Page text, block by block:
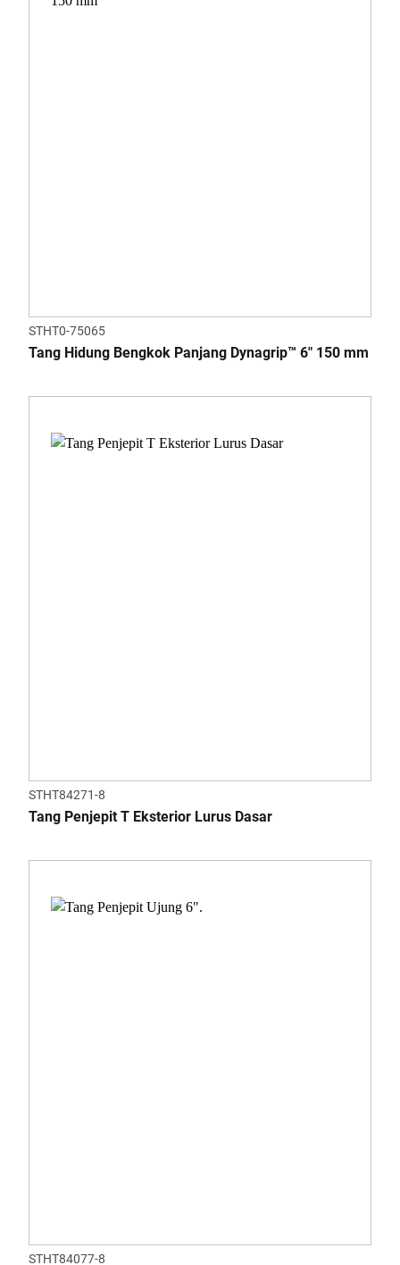
STHT0-75065
Tang Hidung Bengkok Panjang Dynagrip™ 6" 150 mm
STHT84271-8
Tang Penjepit T Eksterior Lurus Dasar
STHT84077-8